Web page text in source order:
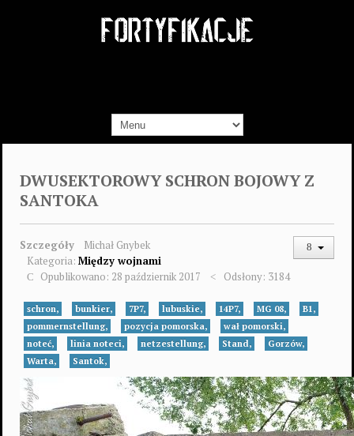
DWUSEKTOROWY SCHRON BOJOWY Z
SANTOKA
Szczegóły
Michał Gnybek
Kategoria: Między wojnami
Opublikowano: 28 październik 2017
Odsłony: 3184
schron, bunkier, 7P7, lubuskie, 14P7, MG 08,
B1,
pommernstellung,
pozycja pomorska,
wał pomorski,
noteć,
linia noteci, netzestellung, Stand,
Gorzów,
Warta,
Santok,